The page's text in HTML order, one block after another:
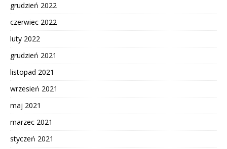
grudzień 2022
czerwiec 2022
luty 2022
grudzień 2021
listopad 2021
wrzesień 2021
maj 2021
marzec 2021
styczeń 2021